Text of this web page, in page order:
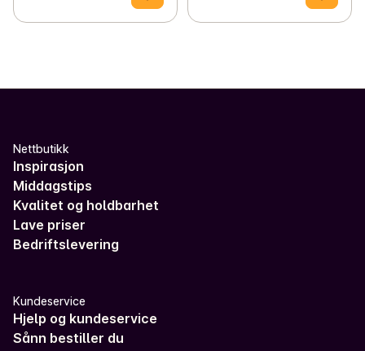
Nettbutikk
Inspirasjon
Middagstips
Kvalitet og holdbarhet
Lave priser
Bedriftslevering
Kundeservice
Hjelp og kundeservice
Sånn bestiller du